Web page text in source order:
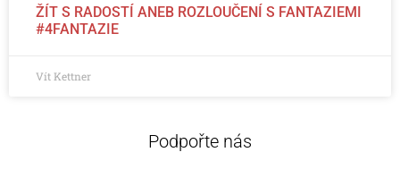
ŽÍT S RADOSTÍ ANEB ROZLOUČENÍ S FANTAZIEMI
#4FANTAZIE
Vít Kettner
Podpořte nás